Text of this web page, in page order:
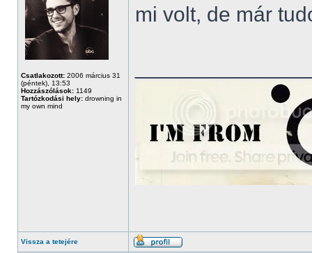
Csatlakozott: 2006 március 31
(péntek), 13:53
Hozzászólások: 1149
Tartózkodási hely: drowning in
my own mind
mi volt, de már
Vissza a tetejére